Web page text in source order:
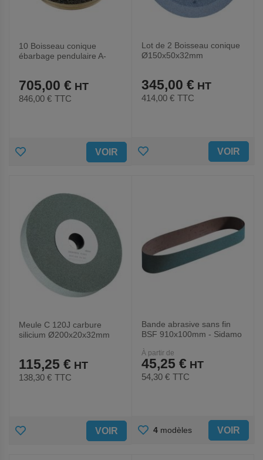
10 Boisseau conique
ébarbage pendulaire A-
705,00 €
846,00 € TTC
AJOUTER
FAVORIS
VOIR
Lot de 2 Boisseau conique
Ø150x50x32mm
345,00 €
414,00 € TTC
AJOUTER VOIR
Meule C 120J carbure
silicium Ø200x20x32mm
115,25 €
138,30 € TTC
AJOUTER VOIR
Bande abrasive sans fin
BSF 910x100mm - Sidamo
À partir de
45,25 €
54,30 € TTC
AJOUTER
4 modèles VOIR